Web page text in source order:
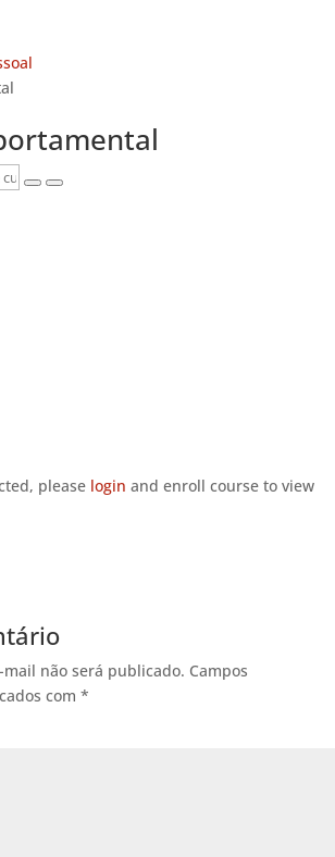
please login and enroll course to view
não será publicado. Campos
com *